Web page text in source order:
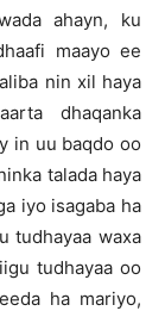
ahayn, ku
maayo ee
nin xil haya
dhaqanka
in uu baqdo oo
talada haya
iyo isagaba ha
tudhayaa waxa
tudhayaa oo
ha mariyo,